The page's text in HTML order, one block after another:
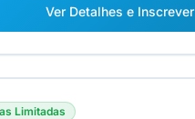
Ver Detalhes e Inscrever
Limitadas